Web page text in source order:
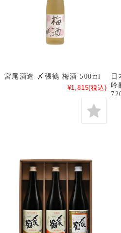
宮尾酒造 〆張鶴 梅酒 500ml
¥1,815(税込)
日
吟